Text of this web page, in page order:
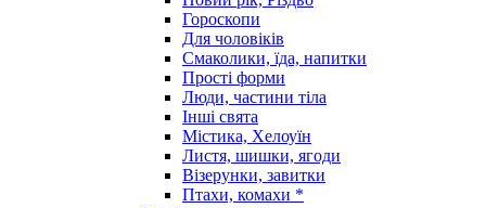
Гороскопи
Для чоловіків
Смаколики, їда, напитки
Прості форми
Люди, частини тіла
Інші свята
Містика, Хелоуїн
Листя, шишки, ягоди
Візерунки, завитки
Птахи, комахи *